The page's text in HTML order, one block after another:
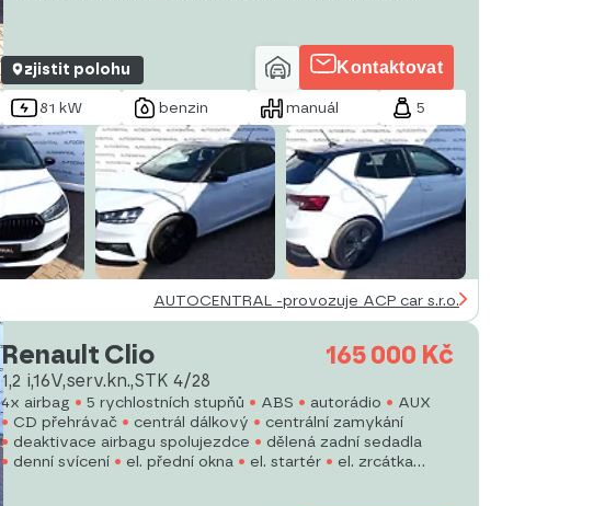
(DAB)
zjistit polohu Kontaktovat
81 kW benzin manuál 5
AUTOCENTRAL -provozuje ACP car s.r.o.
Renault Clio
1,2 i,16V,serv.kn.,STK 4/28
165 000 Kč
4x airbag 5 rychlostních stupňů ABS autorádio
AUX
CD přehrávač
centrál dálkový
centrální zamykání
deaktivace airbagu spolujezdce
dělená zadní sedadla
denní svícení
el. přední okna el. startér
el. zrcátka